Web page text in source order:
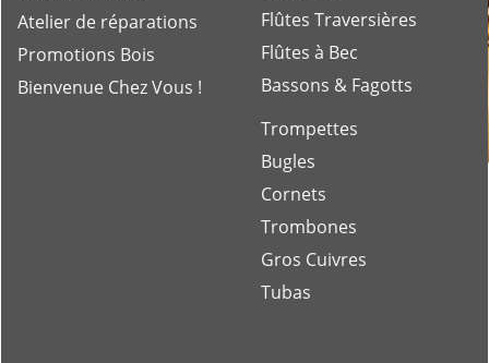
Atelier de réparations
Promotions Bois
Bienvenue Chez Vous !
Flûtes Traversières
Flûtes à Bec
Bassons & Fagotts
Trompettes
Bugles
Cornets
Trombones
Gros Cuivres
Tubas